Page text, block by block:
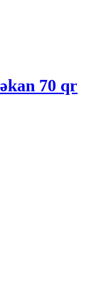
70 qr